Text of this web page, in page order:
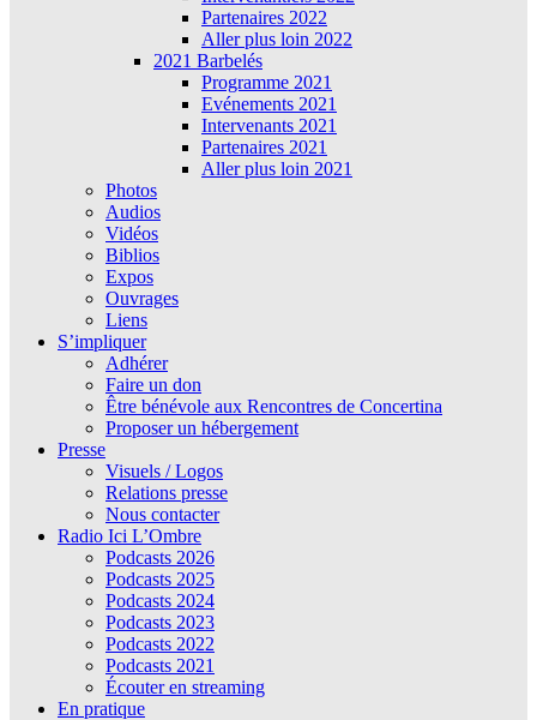
Partenaires 2022
Aller plus loin 2022
2021 Barbelés
Programme 2021
Evénements 2021
Intervenants 2021
Partenaires 2021
Aller plus loin 2021
Photos
Audios
Vidéos
Biblios
Expos
Ouvrages
Liens
S’impliquer
Adhérer
Faire un don
Être bénévole aux Rencontres de Concertina
Proposer un hébergement
Presse
Visuels / Logos
Relations presse
Nous contacter
Radio Ici L’Ombre
Podcasts 2026
Podcasts 2025
Podcasts 2024
Podcasts 2023
Podcasts 2022
Podcasts 2021
Écouter en streaming
En pratique